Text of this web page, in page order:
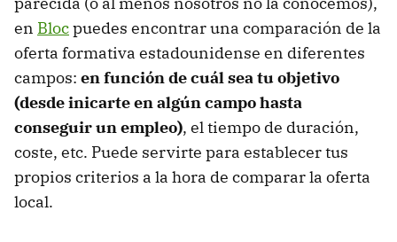
en Blocpuedes encontrar una comparación de la
oferta formativa estadounidense en diferentes
campos: en función de cuál sea tu objetivo
(desde inicarte en algún campo hasta
conseguir un empleo), el tiempo de duración,
coste, etc. Puede servirte para establecer tus
propios criterios a la hora de comparar la oferta
local.